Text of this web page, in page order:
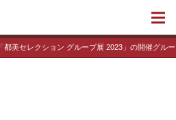
「都美セレクション グループ展 2023」の開催グル